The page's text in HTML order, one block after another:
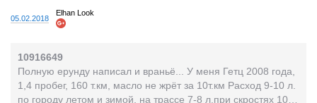
05.02.2018
Elhan Look
10916649
Полную ерунду написал и враньё... У меня Гетц 2008 года,
1,4 пробег, 160 т.км, масло не жрёт за 10т.км Расход 9-10 л.
по городу летом и зимой, на трассе 7-8 л.при скростях 100-